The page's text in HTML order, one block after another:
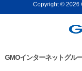
Copyright © 2026
GMOインターネットグル